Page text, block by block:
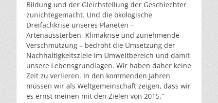
Bildung und der Gleichstellung der Geschlechter
zunichtegemacht. Und die ökologische
Dreifachkrise unseres Planeten –
Artenaussterben, Klimakrise und zunehmende
Verschmutzung – bedroht die Umsetzung der
Nachhaltigkeitsziele im Umweltbereich und damit
unsere Lebensgrundlagen. Wir haben daher keine
Zeit zu verlieren. In den kommenden Jahren
müssen wir als Weltgemeinschaft zeigen, dass wir
es ernst meinen mit den Zielen von 2015.“